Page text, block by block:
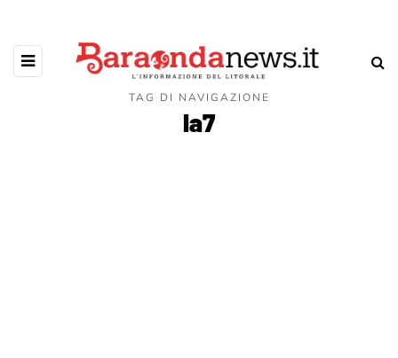
TAG DI NAVIGAZIONE
la7